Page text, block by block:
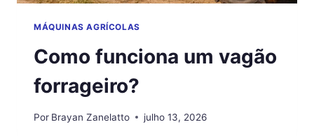
MÁQUINAS AGRÍCOLAS
Como funciona um vagão
forrageiro?
Por Brayan Zanelatto julho 13, 2026